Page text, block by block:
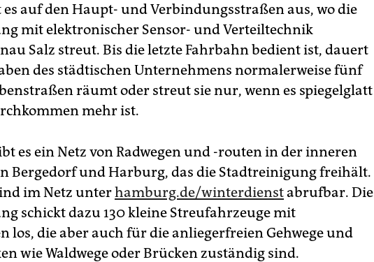
auf den Haupt- und Verbindungsstraßen aus, wo die
mit elektronischer Sensor- und Verteiltechnik
Salz streut. Bis die letzte Fahrbahn bedient ist, dauert
des städtischen Unternehmens normalerweise fünf
räumt oder streut sie nur, wenn es spiegelglatt
mehr ist.
es ein Netz von Radwegen und -routen in der inneren
Bergedorf und Harburg, das die Stadtreinigung freihält.
im Netz unterhamburg.de/winterdienstabrufbar. Die
schickt dazu 130 kleine Streufahrzeuge mit
los, die aber auch für die anliegerfreien Gehwege und
wie Waldwege oder Brücken zuständig sind.